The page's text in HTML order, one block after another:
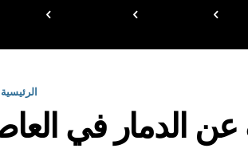
الرئيسية
الدمار في